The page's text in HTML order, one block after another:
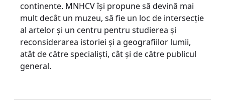
continente. MNHCV își propune să devină mai
mult decât un muzeu, să fie un loc de intersecție
al artelor și un centru pentru studierea și
reconsiderarea istoriei și a geografiilor lumii,
atât de către specialiști, cât și de către publicul
general.